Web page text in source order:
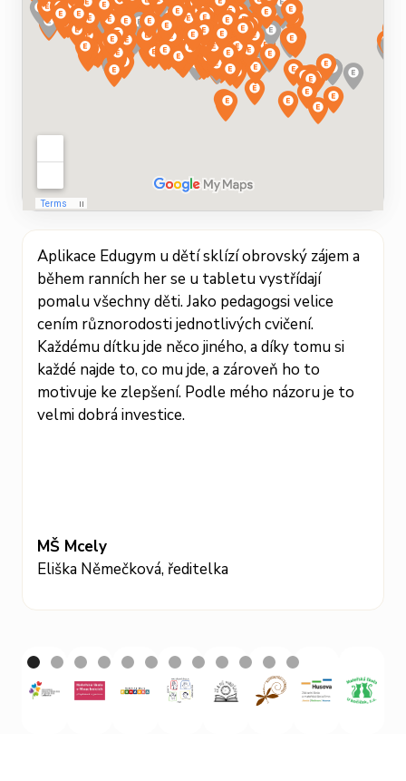
Aplikace Edugym u dětí sklízí obrovský zájem a
během ranních her se u tabletu vystřídají
pomalu všechny děti. Jako pedagogsi velice
cením různorodosti jednotlivých cvičení.
Každému dítku jde něco jiného, a díky tomu si
každé najde to, co mu jde, a zároveň ho to
motivuje ke zlepšení. Podle mého názoru je to
velmi dobrá investice.
MŠ Mcely
Eliška Němečková, ředitelka